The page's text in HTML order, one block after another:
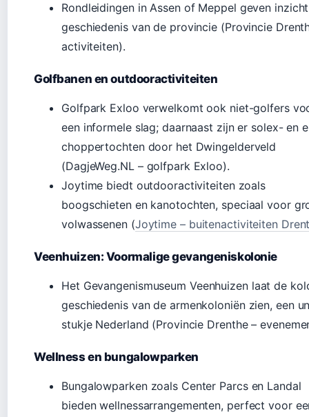
Rondleidingen in Assen of Meppel geven
geschiedenis van de provincie (Provincie
activiteiten).
Golfbanen en outdooractiviteiten
Golfpark Exloo verwelkomt ook niet-golfers
een informele slag; daarnaast zijn er solex- en
choppertochten door het Dwingelderveld
(DagjeWeg.NL – golfpark Exloo).
Joytime biedt outdooractiviteiten zoals
boogschieten en kanotochten, speciaal voor
volwassenen (Joytime – buitenactiviteiten
Veenhuizen: Voormalige gevangeniskolonie
Het Gevangenismuseum Veenhuizen laat de
geschiedenis van de armenkoloniën zien, een
stukje Nederland (Provincie Drenthe –
Wellness en bungalowparken
Bungalowparken zoals Center Parcs en Landal
bieden wellnessarrangementen, perfect voor